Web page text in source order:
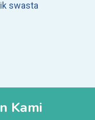
swasta
Kami